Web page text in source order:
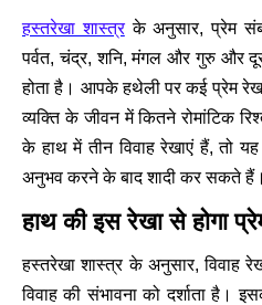
हस्तरेखा शास्त्रके अनुसार, प्रेम
पर्वत, चंद्र, शनि, मंगल और गुरु और
होता है। आपके हथेली पर कई प्रेम
व्यक्ति के जीवन में कितने रोमांटिक
के हाथ में तीन विवाह रेखाएं हैं, तो
अनुभव करने के बाद शादी कर सकते हैं।
हाथ की इस रेखा से होगा
हस्तरेखा शास्त्र के अनुसार, विवाह
विवाह की संभावना को दर्शाता है।